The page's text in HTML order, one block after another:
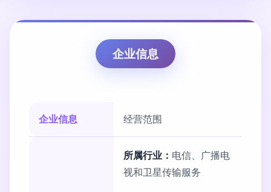
企业信息
企业信息 经营范围
所属行业： 电信、广播电
视和卫星传输服务